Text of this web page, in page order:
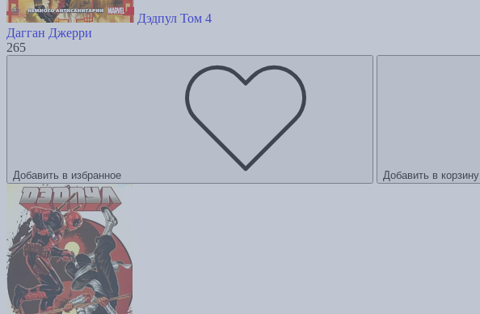
Дэдпул Том 4
Дагган Джерри
265
Добавить в избранное Добавить в корзину